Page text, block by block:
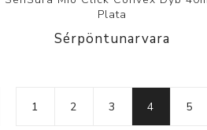
Plata
Sérpöntunarvara
1 2 3 4 5